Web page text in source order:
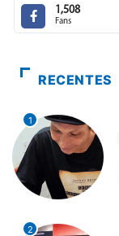
1,508
Fans
RECENTES
1
2